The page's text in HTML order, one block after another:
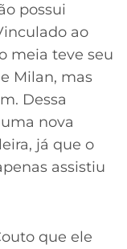
possui
ao
meia teve seu
Milan, mas
Dessa
nova
já que o
assistiu
que ele